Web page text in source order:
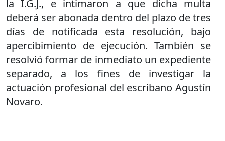
la I.G.J., e intimaron a que dicha multa
deberá ser abonada dentro del plazo de tres
días de notificada esta resolución, bajo
apercibimiento de ejecución. También se
resolvió formar de inmediato un expediente
separado, a los fines de investigar la
actuación profesional del escribano Agustín
Novaro.